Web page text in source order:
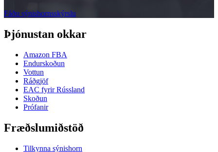
Fáðu sýnishornsskýrslu
Þjónustan okkar
Amazon FBA
Endurskoðun
Vottun
Ráðgjöf
EAC fyrir Rússland
Skoðun
Prófanir
Fræðslumiðstöð
Tilkynna sýnishorn